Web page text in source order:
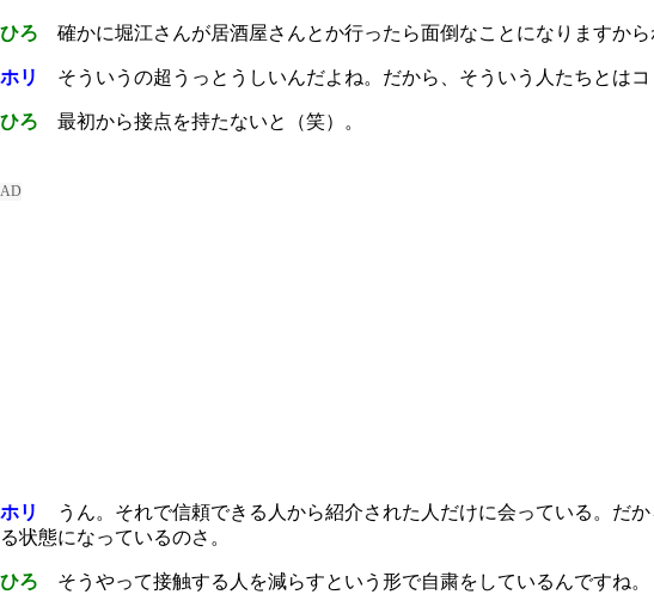
ひろ 確かに堀江さんが居酒屋さんとか行ったら面倒なことになりますか
ホリ そういうの超うっとうしいんだよね。だから、そういう人たちとは
ひろ 最初から接点を持たないと（笑）。
ホリ
うん。それで信頼できる人から紹介された人だけに会っている。だ
る状態になっているのさ。
ひろ そうやって接触する人を減らすという形で自粛をしているんですね。